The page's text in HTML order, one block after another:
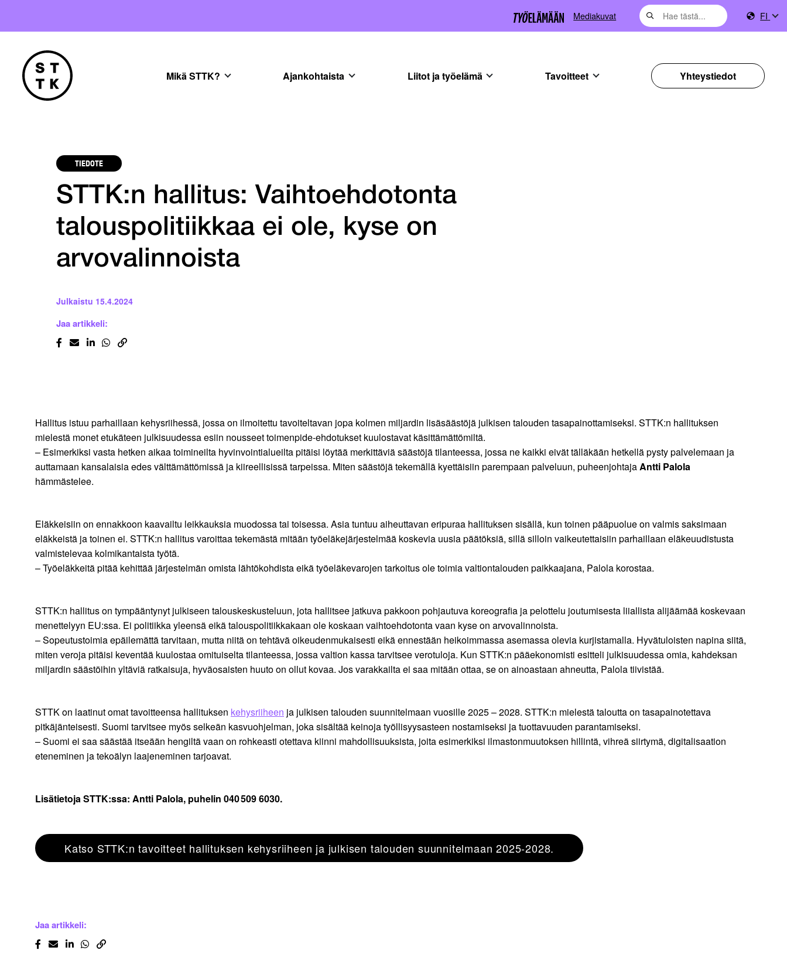
Mediakuvat FI
Mikä STTK? Ajankohtaista Liitot ja työelämä Tavoitteet Yhteystiedot
TIEDOTE
STTK:n hallitus: Vaihtoehdotonta
talouspolitiikkaa ei ole, kyse on
arvovalinnoista
Julkaistu 15.4.2024
Jaa artikkeli:
Hallitus istuu parhaillaan kehysriihessä, jossa on ilmoitettu tavoiteltavan jopa kolmen miljardin lisäsäästöjä julkisen talouden tasapainottamiseksi. STTK:n hallituksen
mielestä monet etukäteen julkisuudessa esiin nousseet toimenpide-ehdotukset kuulostavat käsittämättömiltä.
– Esimerkiksi vasta hetken aikaa toimineilta hyvinvointialueilta pitäisi löytää merkittäviä säästöjä tilanteessa, jossa ne kaikki eivät tälläkään hetkellä pysty palvelemaan ja
auttamaan kansalaisia edes välttämättömissä ja kiireellisissä tarpeissa. Miten säästöjä tekemällä kyettäisiin parempaan palveluun, puheenjohtajaAntti Palola
hämmästelee.
Eläkkeisiin on ennakkoon kaavailtu leikkauksia muodossa tai toisessa. Asia tuntuu aiheuttavan eripuraa hallituksen sisällä, kun toinen pääpuolue on valmis saksimaan
eläkkeistä ja toinen ei. STTK:n hallitus varoittaa tekemästä mitään työeläkejärjestelmää koskevia uusia päätöksiä, sillä silloin vaikeutettaisiin parhaillaan eläkeuudistusta
valmistelevaa kolmikantaista työtä.
– Työeläkkeitä pitää kehittää järjestelmän omista lähtökohdista eikä työeläkevarojen tarkoitus ole toimia valtiontalouden paikkaajana, Palola korostaa.
STTK:n hallitus on tympääntynyt julkiseen talouskeskusteluun, jota hallitsee jatkuva pakkoon pohjautuva koreografia ja pelottelu joutumisesta liiallista alijäämää koskevaan
menettelyyn EU:ssa. Ei politiikka yleensä eikä talouspolitiikkakaan ole koskaan vaihtoehdotonta vaan kyse on arvovalinnoista.
– Sopeutustoimia epäilemättä tarvitaan, mutta niitä on tehtävä oikeudenmukaisesti eikä ennestään heikoimmassa asemassa olevia kurjistamalla. Hyvätuloisten napina siitä,
miten veroja pitäisi keventää kuulostaa omituiselta tilanteessa, jossa valtion kassa tarvitsee verotuloja. Kun STTK:n pääekonomisti esitteli julkisuudessa omia, kahdeksan
miljardin säästöihin yltäviä ratkaisuja, hyväosaisten huuto on ollut kovaa. Jos varakkailta ei saa mitään ottaa, se on ainoastaan ahneutta, Palola tiivistää.
STTK on laatinut omat tavoitteensa hallituksen kehysriiheen ja julkisen talouden suunnitelmaan vuosille 2025 – 2028. STTK:n mielestä taloutta on tasapainotettava
pitkäjänteisesti. Suomi tarvitsee myös selkeän kasvuohjelman, joka sisältää keinoja työllisyysasteen nostamiseksi ja tuottavuuden parantamiseksi.
– Suomi ei saa säästää itseään hengiltä vaan on rohkeasti otettava kiinni mahdollisuuksista, joita esimerkiksi ilmastonmuutoksen hillintä, vihreä siirtymä, digitalisaation
eteneminen ja tekoälyn laajeneminen tarjoavat.
Lisätietoja STTK:ssa: Antti Palola, puhelin 040 509 6030.
Katso STTK:n tavoitteet hallituksen kehysriiheen ja julkisen talouden suunnitelmaan 2025-2028.
Jaa artikkeli: